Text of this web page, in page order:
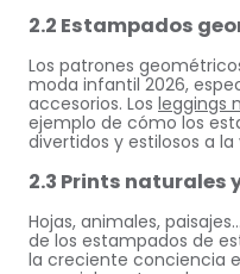
2.2 Estampados
Los patrones
moda infantil 2026,
accesorios. Los leggings
ejemplo de cómo los
divertidos y estilosos a la
2.3 Prints naturales
Hojas, animales,
de los estampados de
la creciente conciencia